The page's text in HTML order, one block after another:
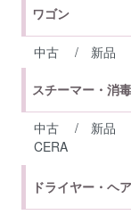
ワゴン
中古 / 新品
スチーマー・消
中古 /
新品
CERA
ドライヤー・ヘ